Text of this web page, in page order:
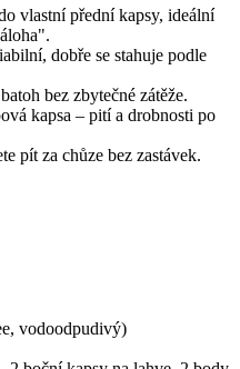
vlastní přední kapsy, ideální
dobře se stahuje podle
bez zbytečné zátěže.
kapsa – pití a drobnosti po
pít za chůze bez zastávek.
vodoodpudivý)